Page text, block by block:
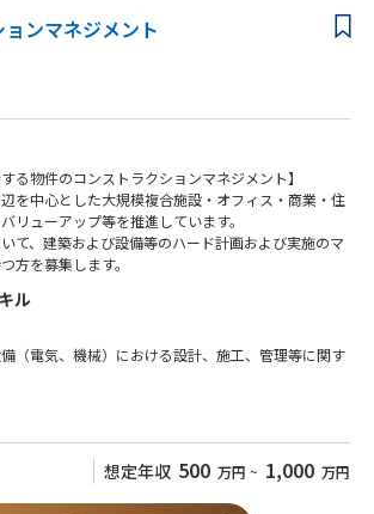
計画関連協議や共同事業者・地権者等との合意形成
した開発のプロジェクトマネジメント】
中心に数多くの開発プロジェクトを進めておりま
・難易度の高まり・開発PJの深度化に伴い、不動産
ネジメントの領域等で優れた経験を持つ方を募集し
く東急線沿線地域、都心部、地方都市にて開発事業
の応募となります。
内容を記載しております。別ポジションの採用状況
変動する可能性もございますので、詳しくは面接時
と思います。
るプロジェクト・マネジメント。
ジェクトにおけるオフィス、商業、ホテルなどの商
ント
企画・管理運営・PR、行政諸官庁との協議、調
技術士、不動産鑑定士、再開発プランナー、不動産証
に関する業務経験を有する方
、設計に関する経験を有する方
マネジメントに関する興味関心をお持ちの方
ンマネジメント
る物件のコンストラクションマネジメント】
を中心とした大規模複合施設・オフィス・商業・住
リューアップ等を推進しています。
て、建築および設備等のハード計画および実施のマ
方を募集します。
ル
（電気、機械）における設計、施工、管理等に関す
に関する各種資格を有する方
士、技術士 等）想定年収 500 万円 ~ 1,000 万円